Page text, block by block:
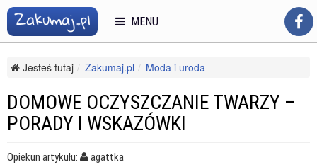
Jesteś tutaj Zakumaj.pl
Moda i uroda
Domowe oczyszczanie twarzy – porady i wskazówki
DOMOWE OCZYSZCZANIE TWARZY –
PORADY I WSKAZÓWKI
Opiekun artykułu:
agattka
MENU